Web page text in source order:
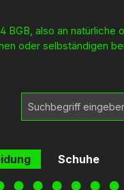
BGB, also an
oder selbständigen
Schuhe